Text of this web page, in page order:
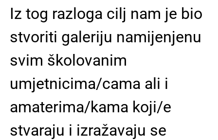
Iz tog razloga cilj nam je bio
stvoriti galeriju namijenjenu
svim školovanim
umjetnicima/cama ali i
amaterima/kama koji/e
stvaraju i izražavaju se